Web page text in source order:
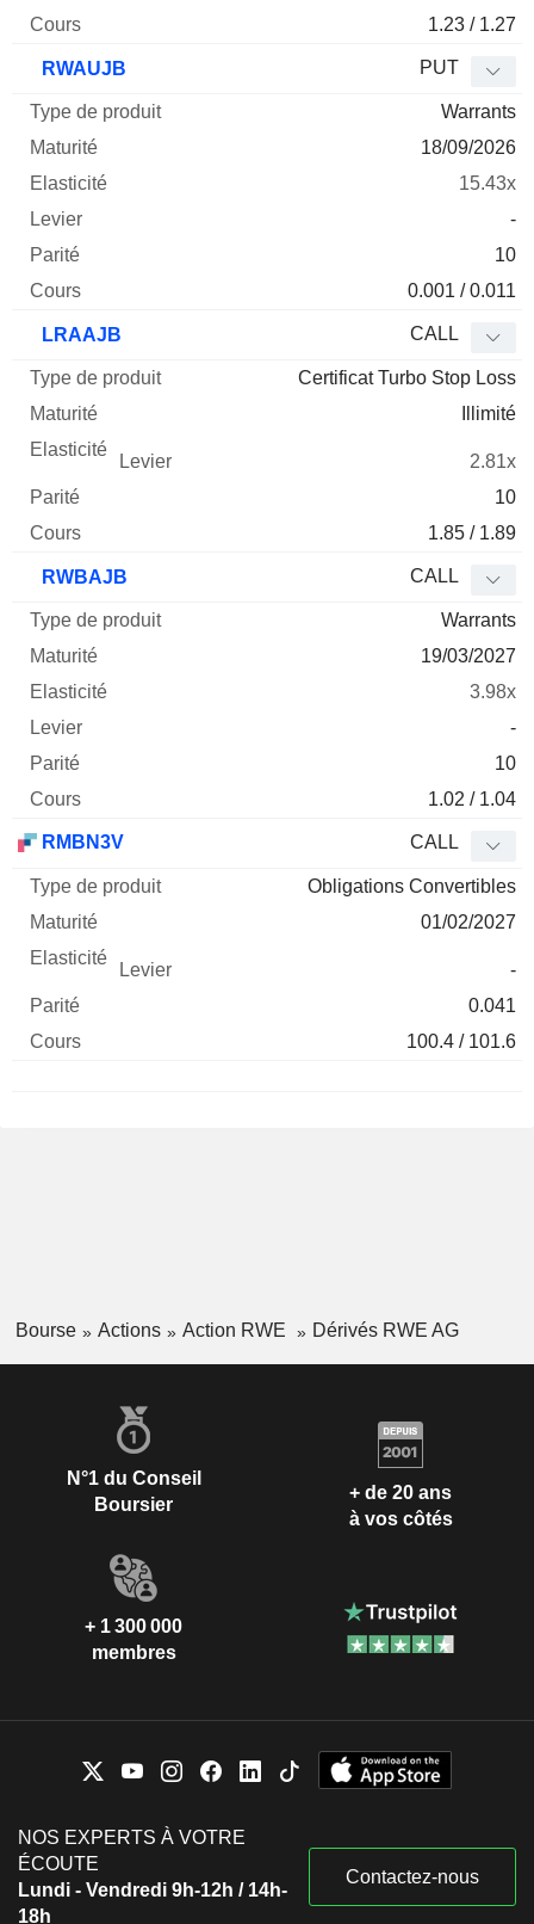
1.23 / 1.27
RWAUJB PUT
Warrants
18/09/2026
15.43x
-
10
0.001 / 0.011
LRAAJB CALL
Certificat Turbo Stop Loss
Illimité
2.81x
10
1.85 / 1.89
RWBAJB CALL
Warrants
19/03/2027
3.98x
-
10
1.02 / 1.04
RMBN3V CALL
Obligations Convertibles
01/02/2027
-
0.041
100.4 / 101.6
Bourse Actions Action RWE Dérivés RWE AG
N°1 du Conseil
Boursier
+ de 20 ans
à vos côtés
+ 1 300 000
membres
NOS EXPERTS À VOTRE
ÉCOUTE
Lundi - Vendredi 9h-12h / 14h-
18h
Contactez-nous